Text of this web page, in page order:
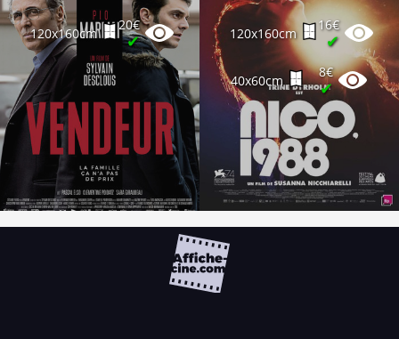
120x160cm
20€
✔ 120x160cm
16€
✔
40x60cm
8€
✔